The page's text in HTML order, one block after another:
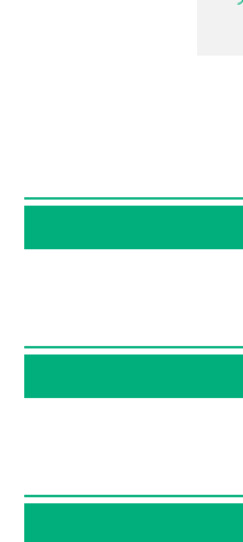
بخش بررسی فیلم جانان 19 نفر از میان مردم به نقد و تحلیل خود
عکس و پوستر فیلم جانان
ثبت نشده است. قطعا ما و
فیلم، سریال و تئاتر، این
آثار سینما، تلویزیون و تئاتر را